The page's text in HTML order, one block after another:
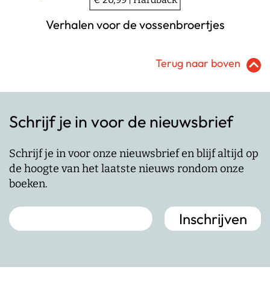
Verhalen voor de vossenbroertjes
Terug naar boven
Schrijf je in voor de nieuwsbrief
Schrijf je in voor onze nieuwsbrief en blijf altijd op
de hoogte van het laatste nieuws rondom onze
boeken.